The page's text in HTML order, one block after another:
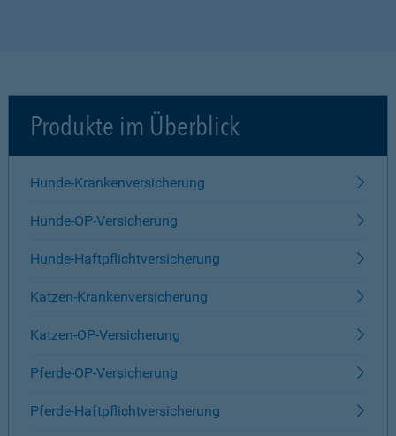
Produkte im Überblick
Hunde-Krankenversicherung
Hunde-OP-Versicherung
Hunde-Haftpflichtversicherung
Katzen-Krankenversicherung
Katzen-OP-Versicherung
Pferde-OP-Versicherung
Pferde-Haftpflichtversicherung